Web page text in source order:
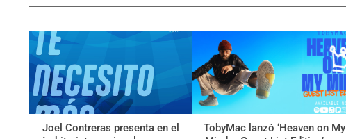
Joel Contreras presenta en el
TobyMac lanzó ‘Heaven on My